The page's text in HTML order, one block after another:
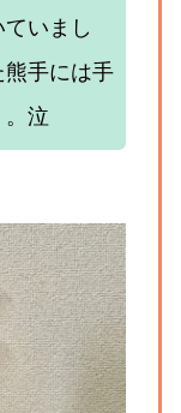
いまし
熊手には手
。泣